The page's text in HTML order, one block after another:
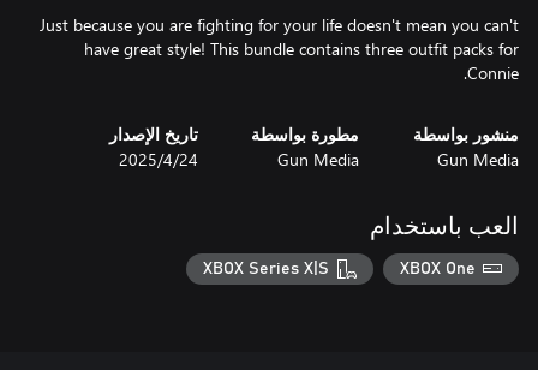
Just because you are fighting for your life doesn't mean you can't
have great style! This bundle contains three outfit packs for
Connie.
منشور بواسطة
Gun Media
مطورة بواسطة
Gun Media
تاريخ الإصدار
24‏/4‏/2025
العب باستخدام
XBOX One
XBOX Series X|S